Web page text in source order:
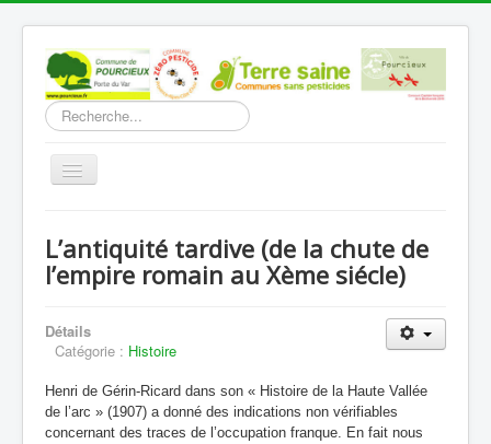
Rechercher
Basculer
Découverte
Vie locale
Communication
L’antiquité tardive (de la chute de
l’empire romain au Xème siécle)
Détails
Catégorie : Histoire
Henri de Gérin-Ricard dans son « Histoire de la Haute Vallée
de l’arc » (1907) a donné des indications non vérifiables
concernant des traces de l’occupation franque. En fait nous